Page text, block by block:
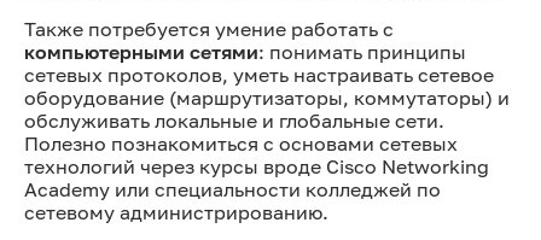
Также потребуется умение работать с
компьютерными сетями: понимать принципы
сетевых протоколов, уметь настраивать сетевое
оборудование (маршрутизаторы, коммутаторы) и
обслуживать локальные и глобальные сети.
Полезно познакомиться с основами сетевых
технологий через курсы вроде Cisco Networking
Academy или специальности колледжей по
сетевому администрированию.